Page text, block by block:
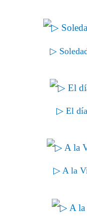
▷
▷ El
▷ A la